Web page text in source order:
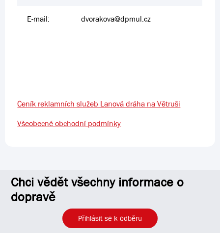
E-mail: dvorakova@dpmul.cz
Ceník reklamních služeb Lanová dráha na Větruši
Všeobecné obchodní podmínky
Chci vědět všechny informace o
dopravě
Přihlásit se k odběru